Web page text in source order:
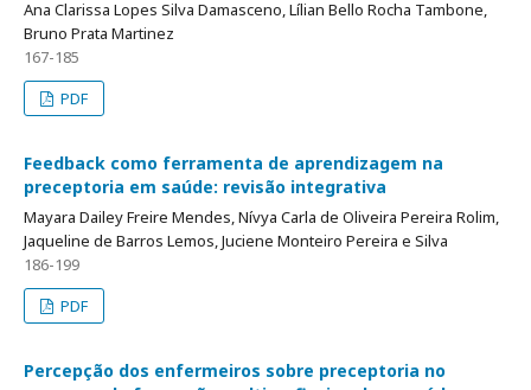
Ana Clarissa Lopes Silva Damasceno, Lílian Bello Rocha Tambone,
Bruno Prata Martinez
167-185
PDF
Feedback como ferramenta de aprendizagem na
preceptoria em saúde: revisão integrativa
Mayara Dailey Freire Mendes, Nívya Carla de Oliveira Pereira Rolim,
Jaqueline de Barros Lemos, Juciene Monteiro Pereira e Silva
186-199
PDF
Percepção dos enfermeiros sobre preceptoria no